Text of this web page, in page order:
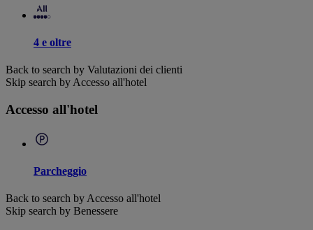
4 e oltre
Back to search by Valutazioni dei clienti
Skip search by Accesso all'hotel
Accesso all'hotel
Parcheggio
Back to search by Accesso all'hotel
Skip search by Benessere